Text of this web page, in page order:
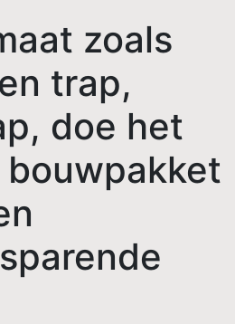
zoals
trap,
doe het